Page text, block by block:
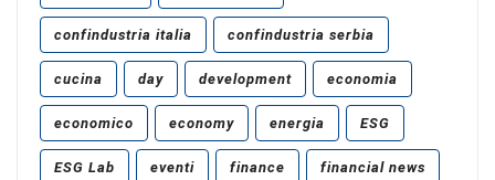
confindustria italia confindustria serbia
cucina day development economia
economico economy energia ESG
ESG Lab eventi finance financial news